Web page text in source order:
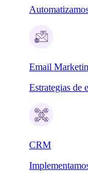
Email
Estrategias de
CRM